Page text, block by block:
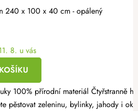
240 x 100 x 40 cm - opálený
8. u vás
je ideální volbou pro
pěstovat zeleninu, bylinky, jahody i